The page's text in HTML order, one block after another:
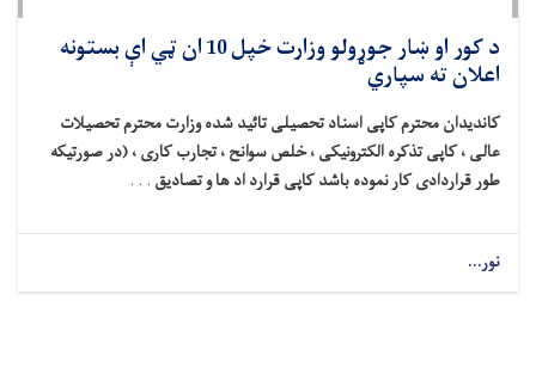
د کور او ښار جوړولو وزارت خپل 10 ان ټي اې بستونه
اعلان ته سپاري
کاندیدان محترم کاپی اسناد تحصیلی تائید شده وزارت محترم تحصیلات
عالی ، کاپی تذکره الکترونیکی ، خلص سوانح ، تجارب کاری ، (در صورتیکه
طور قراردادی کار نموده باشد کاپی قرارد اد ها و تصادیق . . .
نور...